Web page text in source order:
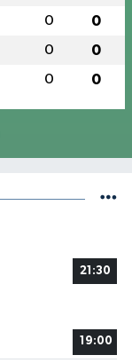
0 0
0 0
0 0
21:30
19:00